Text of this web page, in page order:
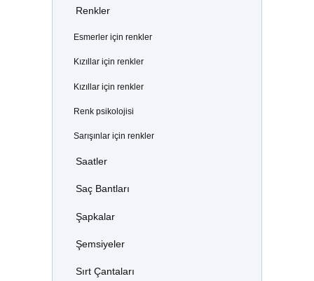
Renkler
Esmerler için renkler
Kızıllar için renkler
Kızıllar için renkler
Renk psikolojisi
Sarışınlar için renkler
Saatler
Saç Bantları
Şapkalar
Şemsiyeler
Sırt Çantaları